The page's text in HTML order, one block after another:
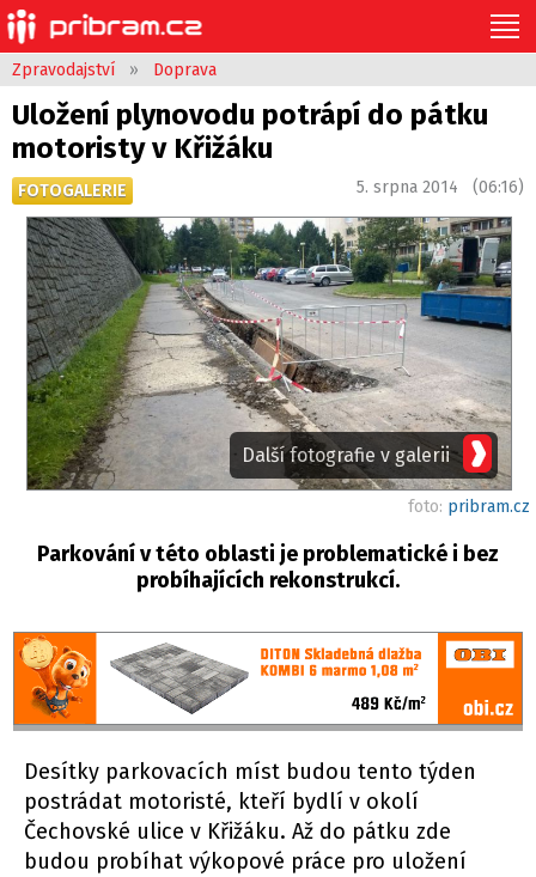
Zpravodajství » Doprava
Uložení plynovodu potrápí do pátku
motoristy v Křižáku
FOTOGALERIE 5. srpna 2014 (06:16)
Další fotografie v galerii
foto: pribram.cz
Parkování v této oblasti je problematické i bez
probíhajících rekonstrukcí.
Desítky parkovacích míst budou tento týden
postrádat motoristé, kteří bydlí v okolí
Čechovské ulice v Křižáku. Až do pátku zde
budou probíhat výkopové práce pro uložení